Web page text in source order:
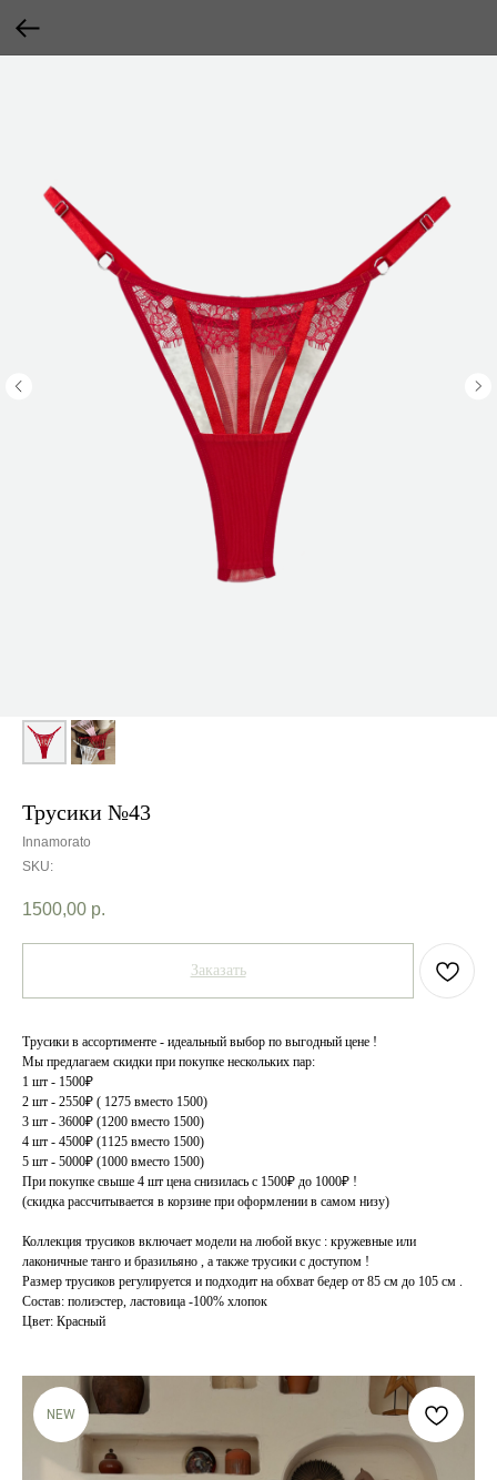
Трусики №43
Innamorato
SKU:
1500,00 р.
Заказать
Трусики в ассортименте - идеальный выбор по выгодный цене !
Мы предлагаем скидки при покупке нескольких пар:
1 шт - 1500₽
2 шт - 2550₽ ( 1275 вместо 1500)
3 шт - 3600₽ (1200 вместо 1500)
4 шт - 4500₽ (1125 вместо 1500)
5 шт - 5000₽ (1000 вместо 1500)
При покупке свыше 4 шт цена снизилась с 1500₽ до 1000₽ !
(скидка рассчитывается в корзине при оформлении в самом низу)
Коллекция трусиков включает модели на любой вкус : кружевные или
лаконичные танго и бразильяно , а также трусики с доступом !
Размер трусиков регулируется и подходит на обхват бедер от 85 см до 105 см .
Состав: полиэстер, ластовица -100% хлопок
Цвет: Красный
NEW